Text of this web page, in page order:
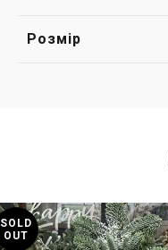
Розмір
SOLD
OUT